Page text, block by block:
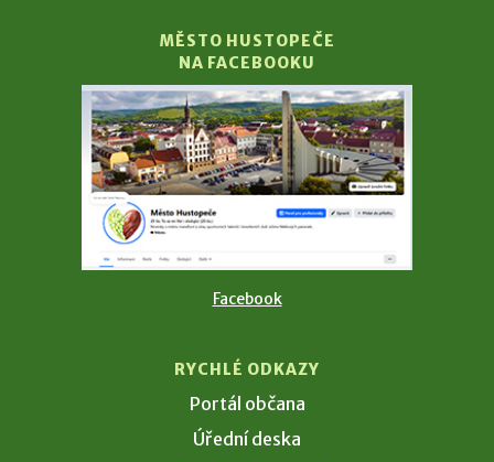
MĚSTO HUSTOPEČE
NA FACEBOOKU
Facebook
RYCHLÉ ODKAZY
Portál občana
Úřední deska